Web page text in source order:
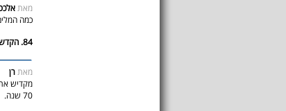
מאת
כמה
84. הקדשה
מאתרן
מקדיש
70 שנה.